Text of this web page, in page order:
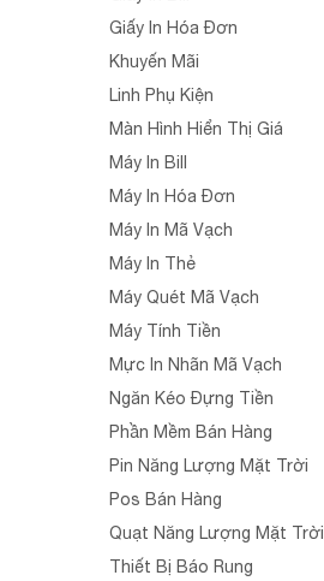
Giấy In Hóa Đơn
Khuyến Mãi
Linh Phụ Kiện
Màn Hình Hiển Thị Giá
Máy In Bill
Máy In Hóa Đơn
Máy In Mã Vạch
Máy In Thẻ
Máy Quét Mã Vạch
Máy Tính Tiền
Mực In Nhãn Mã Vạch
Ngăn Kéo Đựng Tiền
Phần Mềm Bán Hàng
Pin Năng Lượng Mặt Trời
Pos Bán Hàng
Quạt Năng Lượng Mặt Trời
Thiết Bị Báo Rung